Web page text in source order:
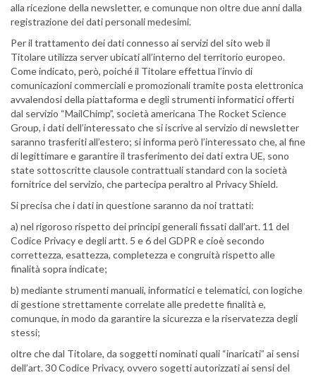
alla ricezione della newsletter, e comunque non oltre due anni dalla
registrazione dei dati personali medesimi.
Per il trattamento dei dati connesso ai servizi del sito web il
Titolare utilizza server ubicati all’interno del territorio europeo.
Come indicato, però, poiché il Titolare effettua l’invio di
comunicazioni commerciali e promozionali tramite posta elettronica
avvalendosi della piattaforma e degli strumenti informatici offerti
dal servizio “MailChimp”, società americana The Rocket Science
Group, i dati dell’interessato che si iscrive al servizio di newsletter
saranno trasferiti all’estero; si informa però l’interessato che, al fine
di legittimare e garantire il trasferimento dei dati extra UE, sono
state sottoscritte clausole contrattuali standard con la società
fornitrice del servizio, che partecipa peraltro al Privacy Shield.
Si precisa che i dati in questione saranno da noi trattati:
a) nel rigoroso rispetto dei principi generali fissati dall’art. 11 del
Codice Privacy e degli artt. 5 e 6 del GDPR e cioè secondo
correttezza, esattezza, completezza e congruità rispetto alle
finalità sopra indicate;
b) mediante strumenti manuali, informatici e telematici, con logiche
di gestione strettamente correlate alle predette finalità e,
comunque, in modo da garantire la sicurezza e la riservatezza degli
stessi;
oltre che dal Titolare, da soggetti nominati quali “inaricati” ai sensi
dell’art. 30 Codice Privacy, ovvero sogetti autorizzati ai sensi del